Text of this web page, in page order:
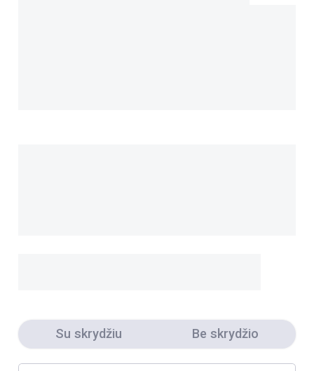
Su skrydžiu Be skrydžio